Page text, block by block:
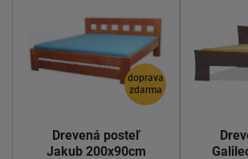
doprava
zdarma
Drevená posteľ
Jakub 200x90cm